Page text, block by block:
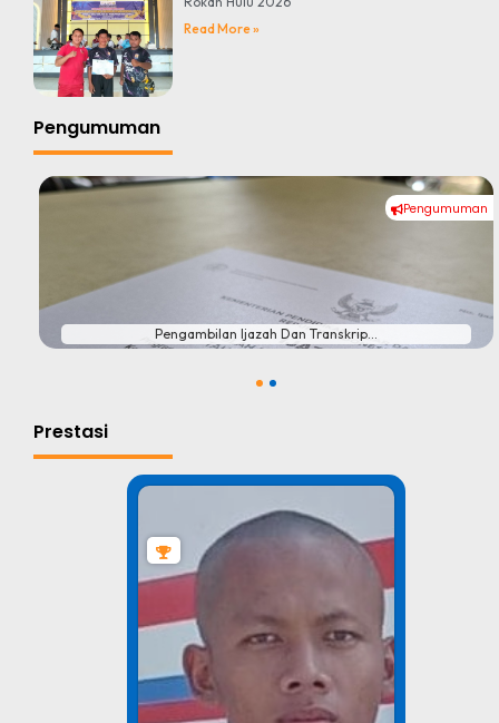
Read More »
Pengumuman
Pengumuman
#
Pengambilan Ijazah Dan Transkrip...
Prestasi